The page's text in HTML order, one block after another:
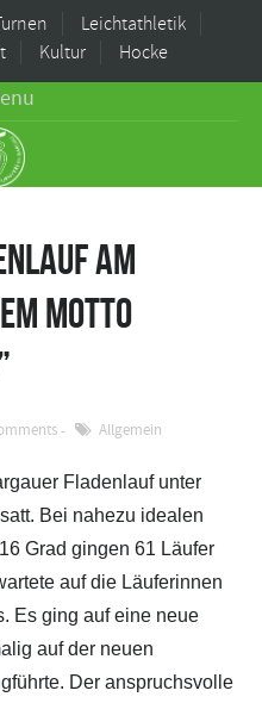
Leichtathletik
Kultur Hocke
am
Motto
Allgemein
Fladenlauf unter
Bei nahezu idealen
Grad gingen 61 Läufer
auf die Läuferinnen
Es ging auf eine neue
auf der neuen
Der anspruchsvolle